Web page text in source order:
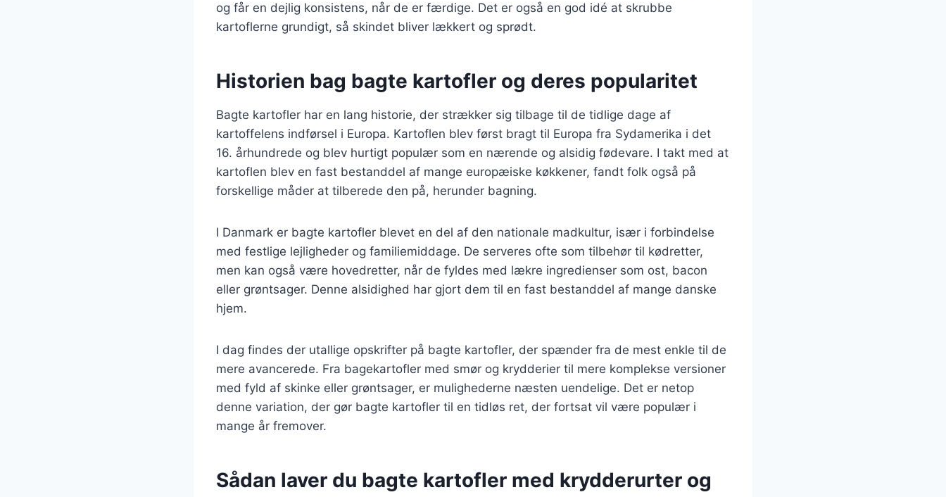
og får en dejlig konsistens, når de er færdige. Det er også en god idé at skrubbe
kartoflerne grundigt, så skindet bliver lækkert og sprødt.
Historien bag bagte kartofler og deres popularitet
Bagte kartofler har en lang historie, der strækker sig tilbage til de tidlige dage af
kartoffelens indførsel i Europa. Kartoflen blev først bragt til Europa fra Sydamerika i det
16. århundrede og blev hurtigt populær som en nærende og alsidig fødevare. I takt med at
kartoflen blev en fast bestanddel af mange europæiske køkkener, fandt folk også på
forskellige måder at tilberede den på, herunder bagning.
I Danmark er bagte kartofler blevet en del af den nationale madkultur, især i forbindelse
med festlige lejligheder og familiemiddage. De serveres ofte som tilbehør til kødretter,
men kan også være hovedretter, når de fyldes med lækre ingredienser som ost, bacon
eller grøntsager. Denne alsidighed har gjort dem til en fast bestanddel af mange danske
hjem.
I dag findes der utallige opskrifter på bagte kartofler, der spænder fra de mest enkle til de
mere avancerede. Fra bagekartofler med smør og krydderier til mere komplekse versioner
med fyld af skinke eller grøntsager, er mulighederne næsten uendelige. Det er netop
denne variation, der gør bagte kartofler til en tidløs ret, der fortsat vil være populær i
mange år fremover.
Sådan laver du bagte kartofler med krydderurter og